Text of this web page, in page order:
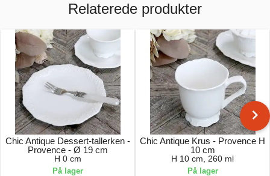
Relaterede produkter
Chic Antique Dessert-tallerken -
Provence - Ø 19 cm
H 0 cm
På lager
Chic Antique Krus - Provence H
10 cm
H 10 cm, 260 ml
På lager